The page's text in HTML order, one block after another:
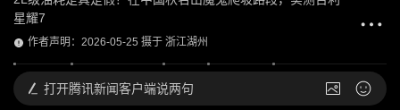
星耀7
作者声明：2026-05-25 摄于 浙江湖州
打开腾讯新闻客户端说两句